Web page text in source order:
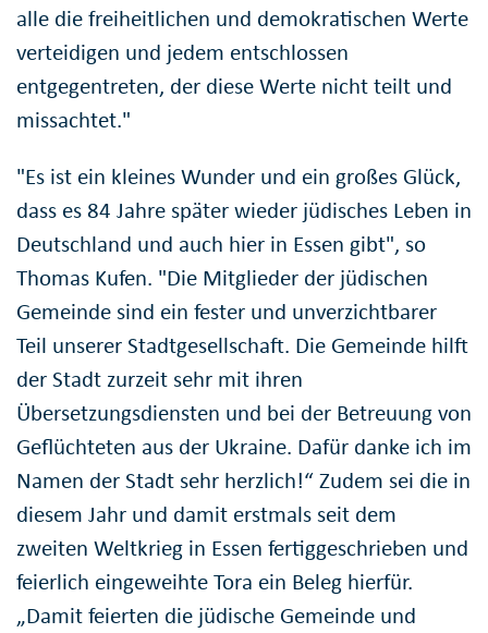
alle die freiheitlichen und demokratischen Werte
verteidigen und jedem entschlossen
entgegentreten, der diese Werte nicht teilt und
missachtet."
"Es ist ein kleines Wunder und ein großes Glück,
dass es 84 Jahre später wieder jüdisches Leben in
Deutschland und auch hier in Essen gibt", so
Thomas Kufen. "Die Mitglieder der jüdischen
Gemeinde sind ein fester und unverzichtbarer
Teil unserer Stadtgesellschaft. Die Gemeinde hilft
der Stadt zurzeit sehr mit ihren
Übersetzungsdiensten und bei der Betreuung von
Geflüchteten aus der Ukraine. Dafür danke ich im
Namen der Stadt sehr herzlich!“ Zudem sei die in
diesem Jahr und damit erstmals seit dem
zweiten Weltkrieg in Essen fertiggeschrieben und
feierlich eingeweihte Tora ein Beleg hierfür.
„Damit feierten die jüdische Gemeinde und